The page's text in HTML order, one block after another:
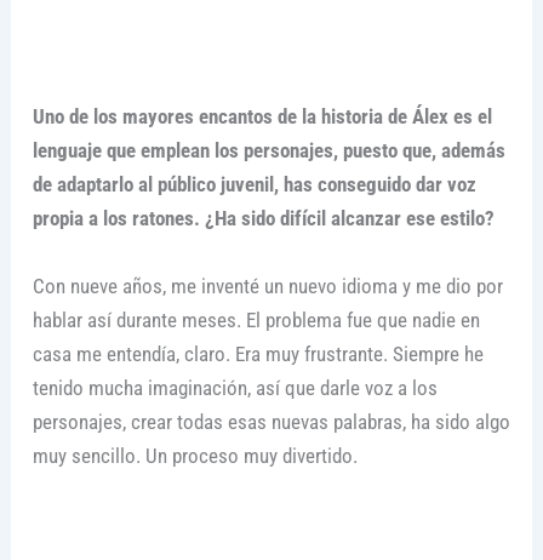
Uno de los mayores encantos de la historia de Álex es el
lenguaje que emplean los personajes, puesto que, además
de adaptarlo al público juvenil, has conseguido dar voz
propia a los ratones. ¿Ha sido difícil alcanzar ese estilo?
Con nueve años, me inventé un nuevo idioma y me dio por
hablar así durante meses. El problema fue que nadie en
casa me entendía, claro. Era muy frustrante. Siempre he
tenido mucha imaginación, así que darle voz a los
personajes, crear todas esas nuevas palabras, ha sido algo
muy sencillo. Un proceso muy divertido.